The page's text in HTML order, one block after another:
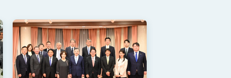
對未來挑戰 堅持團結 迎風轉型 穩健前行